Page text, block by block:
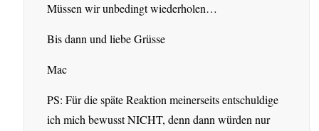
Müssen wir unbedingt wiederholen…
Bis dann und liebe Grüsse
Mac
PS: Für die späte Reaktion meinerseits entschuldige
ich mich bewusst NICHT, denn dann würden nur